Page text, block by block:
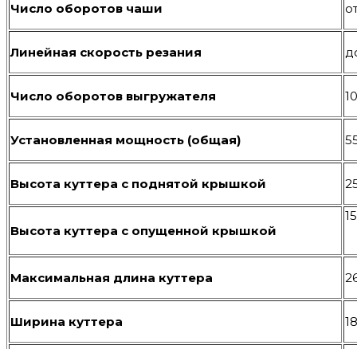
Число оборотов чаши
Линейная скорость резания
Число оборотов выгружателя
Установленная мощность (общая)
Высота куттера с поднятой крышкой
Высота куттера с опущенной крышкой
Максимальная длина куттера
Ширина куттера